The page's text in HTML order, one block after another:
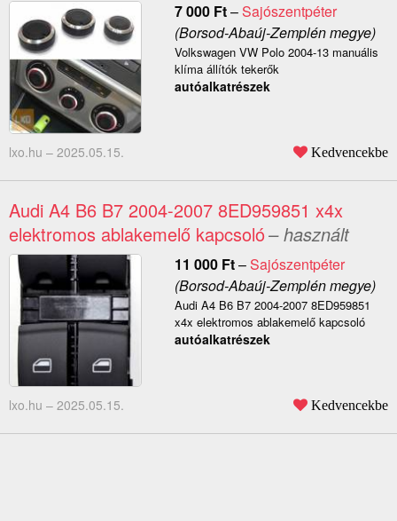
7 000 Ft–Sajószentpéter
(Borsod-Abaúj-Zemplén megye)
Volkswagen VW Polo 2004-13 manuális
klíma állítók tekerők
autóalkatrészek
lxo.hu – 2025.05.15. Kedvencekbe
Audi A4 B6 B7 2004-2007 8ED959851 x4x
elektromos ablakemelő kapcsoló– használt
11 000 Ft–Sajószentpéter
(Borsod-Abaúj-Zemplén megye)
Audi A4 B6 B7 2004-2007 8ED959851
x4x elektromos ablakemelő kapcsoló
autóalkatrészek
lxo.hu – 2025.05.15. Kedvencekbe